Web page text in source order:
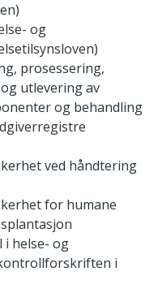
og
prosessering,
utlevering av
og behandling
ved håndtering
for humane
helse- og
i